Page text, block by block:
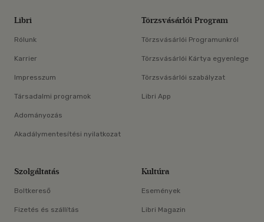
Libri
Rólunk
Karrier
Impresszum
Társadalmi programok
Adományozás
Akadálymentesítési nyilatkozat
Törzsvásárlói Program
Törzsvásárlói Programunkról
Törzsvásárlói Kártya egyenlege
Törzsvásárlói szabályzat
Libri App
Szolgáltatás
Boltkereső
Fizetés és szállítás
Kultúra
Események
Libri Magazin